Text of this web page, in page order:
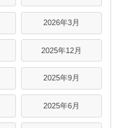
2026年3月
2025年12月
2025年9月
2025年6月